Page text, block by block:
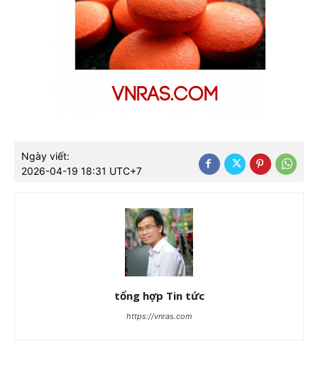
Ngày viết:
2026-04-19 18:31 UTC+7
tổng hợp Tin tức
https://vnras.com